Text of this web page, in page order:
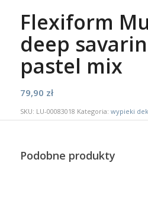
Flexiform
deep
pastel mix
79,90 zł
SKU: LU-00083018 Kategoria: wypieki
Podobne produkty